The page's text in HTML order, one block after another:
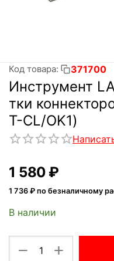
Код товара: 371700
Инструмент
тки
T-CL/OK1)
1 580 ₽
1 736 ₽ по безналичному
В наличии
+
−